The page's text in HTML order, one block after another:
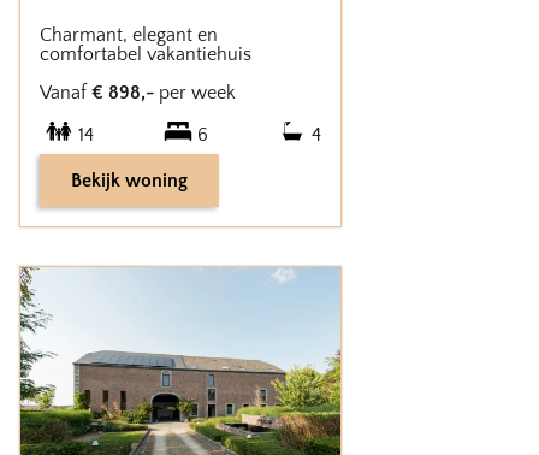
Charmant, elegant en
comfortabel vakantiehuis
Vanaf € 898,- per week
14
6 4
Bekijk woning